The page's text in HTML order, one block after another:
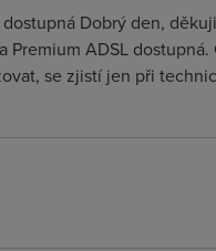
Dobrý den,
ADSL
se zjistí jen při